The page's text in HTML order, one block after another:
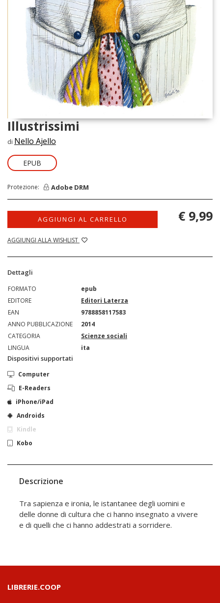
Illustrissimi
di Nello Ajello
EPUB
Protezione: Adobe DRM
AGGIUNGI AL CARRELLO
AGGIUNGI ALLA WISHLIST
€ 9,99
Dettagli
FORMATO
epub
EDITORE
Editori Laterza
EAN
9788858117583
ANNO PUBBLICAZIONE
2014
CATEGORIA
Scienze sociali
LINGUA
ita
Dispositivi supportati
Computer
E-Readers
iPhone/iPad
Androids
Kindle
Kobo
Descrizione
Tra sapienza e ironia, le istantanee degli uomini e
delle donne di cultura che ci hanno insegnato a vivere
e di quelli che ci hanno addestrati a sorridere.
LIBRERIE.COOP